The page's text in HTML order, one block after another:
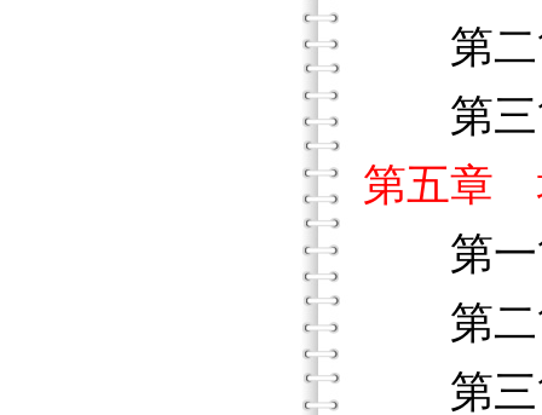
第二
第三
第五章
第一
第二
第三